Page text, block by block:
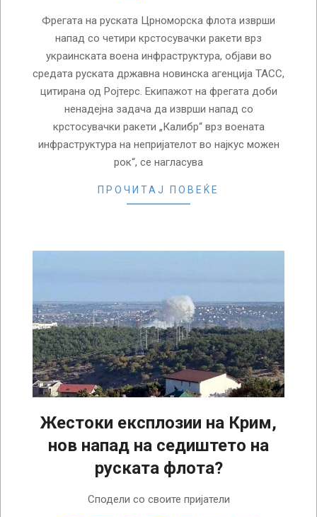
Фрегата на руската Црноморска флота изврши
напад со четири крстосувачки ракети врз
украинската воена инфраструктура, објави во
средата руската државна новинска агенција ТАСС,
цитирана од Ројтерс. Екипажот на фрегата доби
ненадејна задача да изврши напад со
крстосувачки ракети „Калибр“ врз воената
инфраструктура на непријателот во најкус можен
рок“, се нагласува
ПРОЧИТАЈ ПОВЕЌЕ
Жестоки експлозии на Крим,
нов напад на седиштето на
руската флота?
Сподели со своите пријатели